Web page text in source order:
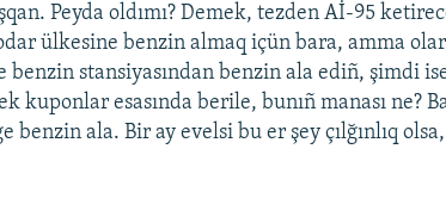
Peyda oldımı? Demek, tezden Aİ-95
ülkesine benzin almaq içün bara, amma olar
benzin stansiyasından benzin ala ediñ, şimdi
kuponlar esasında berile, bunıñ manası ne?
benzin ala. Bir ay evelsi bu er şey çılğınlıq